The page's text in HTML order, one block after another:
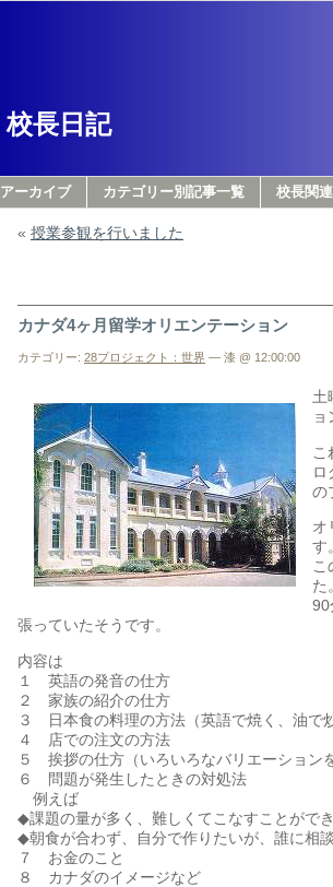
校長日記
アーカイブ カテゴリー別記事一覧 校長関
« 授業参観を行いました
カナダ4ヶ月留学オリエンテーション
カテゴリー: 28プロジェクト：世界 — 漆 @ 12:00:00
土
ョ
こ
ロ
の
オ
す。
こ
た。
90
張っていたそうです。
内容は
１ 英語の発音の仕方
２ 家族の紹介の仕方
３ 日本食の料理の方法（英語で焼く、油で
４ 店での注文の方法
５ 挨拶の仕方（いろいろなバリエーション
６ 問題が発生したときの対処法
例えば
◆課題の量が多く、難しくてこなすことがで
◆朝食が合わず、自分で作りたいが、誰に相
７ お金のこと
８ カナダのイメージなど